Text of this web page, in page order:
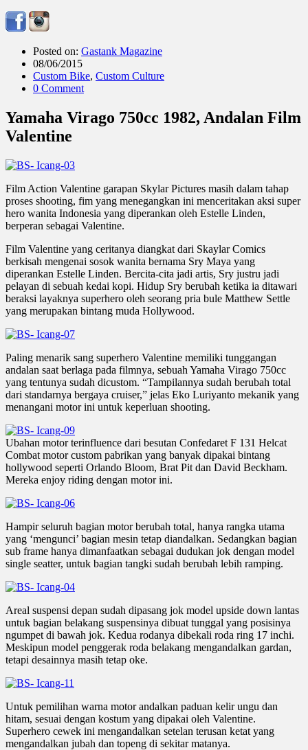
Posted on: Gastank Magazine
08/06/2015
Custom Bike, Custom Culture
0 Comment
Yamaha Virago 750cc 1982, Andalan Film
Valentine
Film Action Valentine garapan Skylar Pictures masih dalam tahap
proses shooting, fim yang menegangkan ini menceritakan aksi super
hero wanita Indonesia yang diperankan oleh Estelle Linden,
berperan sebagai Valentine.
Film Valentine yang ceritanya diangkat dari Skaylar Comics
berkisah mengenai sosok wanita bernama Sry Maya yang
diperankan Estelle Linden. Bercita-cita jadi artis, Sry justru jadi
pelayan di sebuah kedai kopi. Hidup Sry berubah ketika ia ditawari
beraksi layaknya superhero oleh seorang pria bule Matthew Settle
yang merupakan bintang muda Hollywood.
Paling menarik sang superhero Valentine memiliki tunggangan
andalan saat berlaga pada filmnya, sebuah Yamaha Virago 750cc
yang tentunya sudah dicustom. “Tampilannya sudah berubah total
dari standarnya bergaya cruiser,” jelas Eko Luriyanto mekanik yang
menangani motor ini untuk keperluan shooting.
Ubahan motor terinfluence dari besutan Confedaret F 131 Helcat
Combat motor custom pabrikan yang banyak dipakai bintang
hollywood seperti Orlando Bloom, Brat Pit dan David Beckham.
Mereka enjoy riding dengan motor ini.
Hampir seluruh bagian motor berubah total, hanya rangka utama
yang ‘mengunci’ bagian mesin tetap diandalkan. Sedangkan bagian
sub frame hanya dimanfaatkan sebagai dudukan jok dengan model
single seatter, untuk bagian tangki sudah berubah lebih ramping.
Areal suspensi depan sudah dipasang jok model upside down lantas
untuk bagian belakang suspensinya dibuat tunggal yang posisinya
ngumpet di bawah jok. Kedua rodanya dibekali roda ring 17 inchi.
Meskipun model penggerak roda belakang mengandalkan gardan,
tetapi desainnya masih tetap oke.
Untuk pemilihan warna motor andalkan paduan kelir ungu dan
hitam, sesuai dengan kostum yang dipakai oleh Valentine.
Superhero cewek ini mengandalkan setelan terusan ketat yang
mengandalkan jubah dan topeng di sekitar matanya.